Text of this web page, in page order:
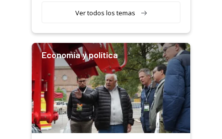
Ver todos los temas
Economía y política